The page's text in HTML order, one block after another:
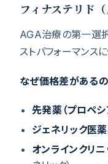
フィナステリド
AGA治療の第一選
ストパフォーマンス
なぜ価格差があるの
先発薬（プロペシ
ジェネリック医
オンラインクリニ